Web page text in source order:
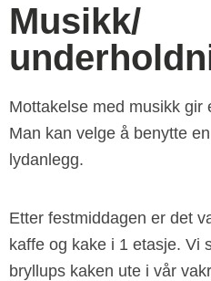
Musikk/
Mottakelse med musikk gir
Man kan velge å benytte
lydanlegg.
Etter festmiddagen er det
kaffe og kake i 1 etasje. Vi
bryllups kaken ute i vår